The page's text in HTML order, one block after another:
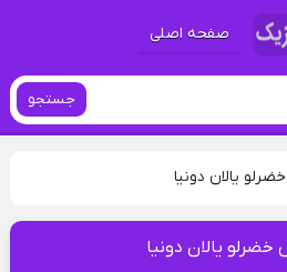
صفحه اصلی
جستجو
یالان دونیا
یالان دونیا